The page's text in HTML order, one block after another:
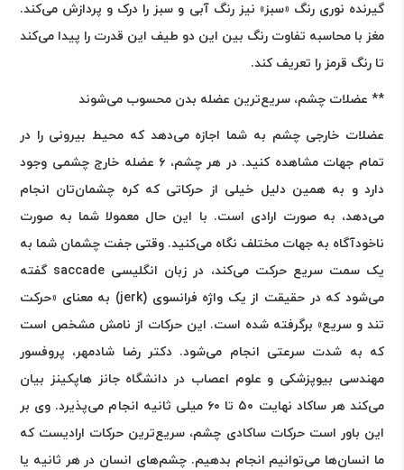
گیرنده نوری رنگ «سبز» نیز رنگ آبی و سبز را درک و پردازش می‌کند.
مغز با محاسبه تفاوت رنگ بین این دو طیف این قدرت را پیدا می‌کند
تا رنگ قرمز را تعریف کند.
** عضلات چشم، سریع‌ترین عضله بدن‌ محسوب می‌شوند
عضلات خارجی چشم به شما اجازه می‌دهد که محیط بیرونی را در
تمام جهات مشاهده کنید. در هر چشم، ۶ عضله خارج چشمی وجود
دارد و به همین دلیل خیلی از حرکاتی که کره چشمان‌تان انجام
می‌دهد، به صورت ارادی است. با این حال معمولا شما به صورت
ناخودآگاه به جهات مختلف نگاه می‌کنید. وقتی جفت چشمان شما به
یک سمت سریع حرکت می‌کند، در زبان انگلیسی saccadeگفته
می‌شود که در حقیقت از یک واژه فرانسوی (jerk) به معنای «حرکت
تند و سریع» برگرفته شده است. این حرکات از نامش مشخص است
که به شدت سرعتی انجام می‌شود. دکتر رضا شادمهر، پروفسور
مهندسی بیوپزشکی و علوم اعصاب در دانشگاه جانز هاپکینز بیان
می‌کند هر ساکاد نهایت ۵۰ تا ۶۰ میلی‌ ثانیه انجام می‌پذیرد. وی بر
این باور است حرکات ساکادی چشم، سریع‌ترین حرکات ارادیست که
ما انسان‌ها می‌توانیم انجام بدهیم. چشم‌های انسان در هر ثانیه یا